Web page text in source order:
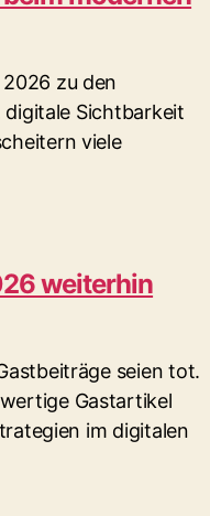
zu den
Sichtbarkeit
viele
weiterhin
seien tot.
Gastartikel
im digitalen